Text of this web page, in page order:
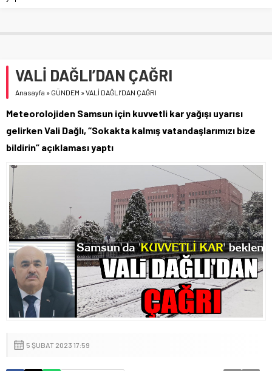
VALİ DAĞLI’DAN ÇAĞRI
Anasayfa » GÜNDEM »VALİ DAĞLI’DAN ÇAĞRI
Meteorolojiden Samsun için kuvvetli kar yağışı uyarısı
gelirken Vali Dağlı, “Sokakta kalmış vatandaşlarımızı bize
bildirin” açıklaması yaptı
5 ŞUBAT 2023 17:59